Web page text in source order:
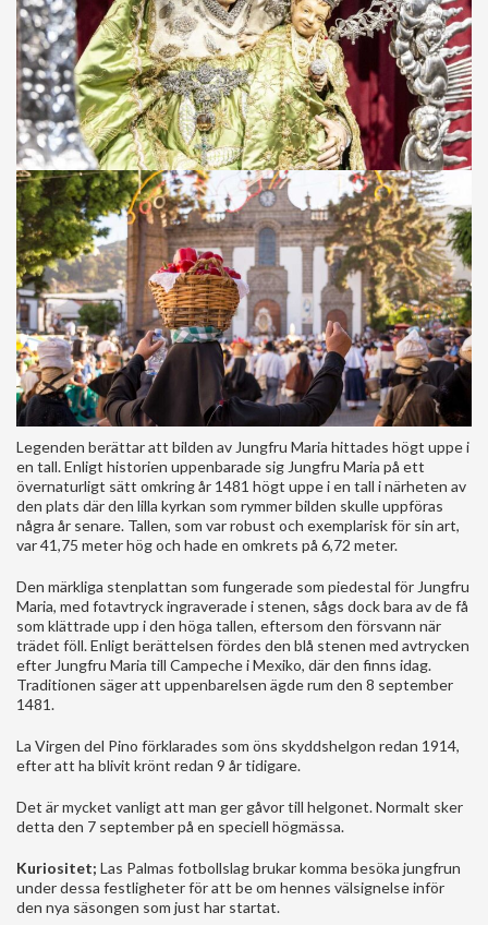
Legenden berättar att bilden av Jungfru Maria hittades högt uppe i
en tall. Enligt historien uppenbarade sig Jungfru Maria på ett
övernaturligt sätt omkring år 1481 högt uppe i en tall i närheten av
den plats där den lilla kyrkan som rymmer bilden skulle uppföras
några år senare. Tallen, som var robust och exemplarisk för sin art,
var 41,75 meter hög och hade en omkrets på 6,72 meter.
Den märkliga stenplattan som fungerade som piedestal för Jungfru
Maria, med fotavtryck ingraverade i stenen, sågs dock bara av de få
som klättrade upp i den höga tallen, eftersom den försvann när
trädet föll. Enligt berättelsen fördes den blå stenen med avtrycken
efter Jungfru Maria till Campeche i Mexiko, där den finns idag.
Traditionen säger att uppenbarelsen ägde rum den 8 september
1481.
La Virgen del Pino förklarades som öns skyddshelgon redan 1914,
efter att ha blivit krönt redan 9 år tidigare.
Det är mycket vanligt att man ger gåvor till helgonet. Normalt sker
detta den 7 september på en speciell högmässa.
Kuriositet; Las Palmas fotbollslag brukar komma besöka jungfrun
under dessa festligheter för att be om hennes välsignelse inför
den nya säsongen som just har startat.